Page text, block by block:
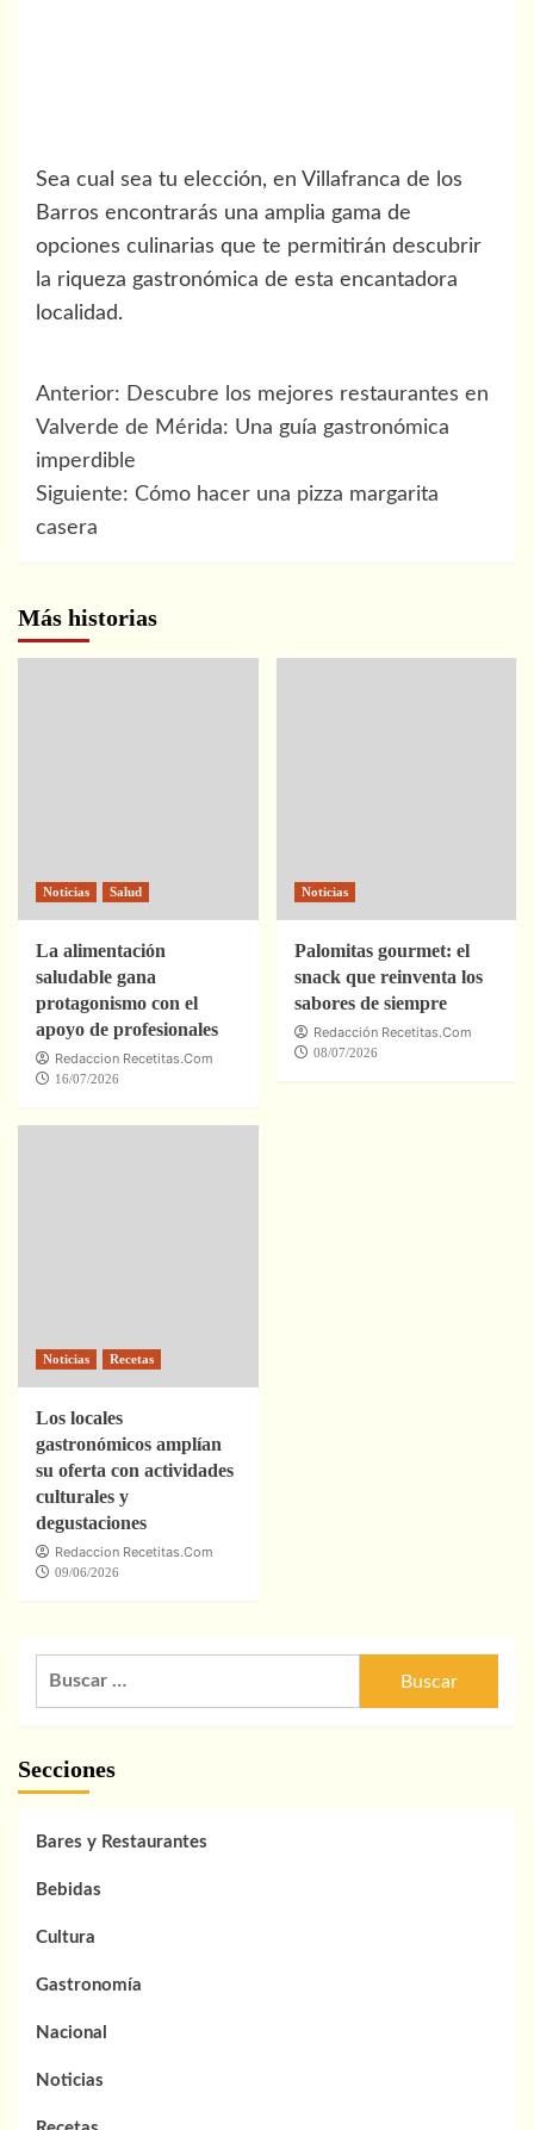
Sea cual sea tu elección, en Villafranca de los
Barros encontrarás una amplia gama de
opciones culinarias que te permitirán descubrir
la riqueza gastronómica de esta encantadora
localidad.
Navegación
de
entradas
Anterior: Descubre los mejores restaurantes en
Valverde de Mérida: Una guía gastronómica
imperdible
Siguiente: Cómo hacer una pizza margarita
casera
Más historias
Noticias Salud
La alimentación
saludable gana
protagonismo con el
apoyo de profesionales
Redaccion Recetitas.Com
16/07/2026
Noticias
Palomitas gourmet: el
snack que reinventa los
sabores de siempre
Redacción Recetitas.Com
08/07/2026
Noticias Recetas
Los locales
gastronómicos amplían
su oferta con actividades
culturales y
degustaciones
Redaccion Recetitas.Com
09/06/2026
Secciones
Bares y Restaurantes
Bebidas
Cultura
Gastronomía
Nacional
Noticias